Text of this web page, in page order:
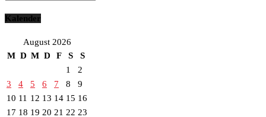
Kalender
August 2026
M D M D F S
S
1
2
3
4 5 6 7 8
9
10 11 12 13 14 15 16
17 18 19 20 21 22 23